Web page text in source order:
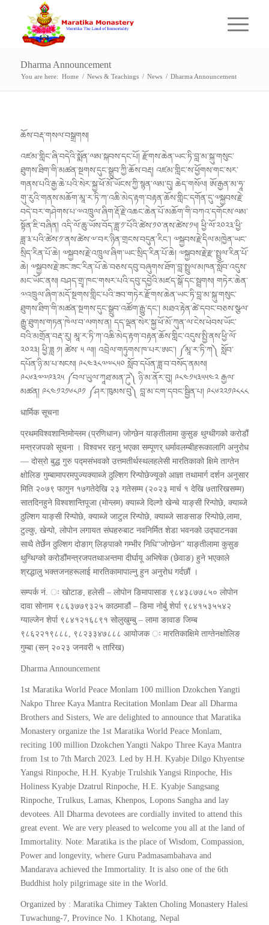
Dharma Announcement
You are here: Home / News & Teachings / News / Dharma Announcement
ཆོས་བརྡ་གསལ་བསྒྲགས།
འཛམ་གླིང་ཞི་བདེའི་སྨོན་ལམ་སྐབས་དང་པོ། རྫོགས་ཆེན་ཡང་ཏི་བླ་མ་སྐུ་གསུང་
ཐུགས་ཐིག་གི་མཚན་སྔགས་དུང་སྒྲུབ་ཀྱི་ཆོས་བརྡ། འཛམ་གླིང་ས་ཕྱོགས་གང་སར་
གནས་པའི་རྒྱ་ཆེ་པའི་སེར་སྐྱ་ཕོ་མོ་ཡོངས་ཀྱི་སྙན་ལམ་དུ། ཆེད་གསོལ། ཨོ་རྒྱན་མ་ཧཱ་
གུ་རུའི་གནས་མཆོག་མཱ་ར་ཏི་ཀ་འཆི་མེད་རྟག་བརྟན་ཆོས་གླིང་དགོན་དུ་༧སྐྱབས་རྗེ་
བདེ་བར་གཤེགས་པ་༧འཁྲུལ་ཞིག་རྡོ་རྗེ་འཆང་ཆེན་པོ་མཆོག་གི་བཀའ་དགོངས་ལམ་
སྟོན་ཇི་བཞིན། འདི་ལོ་ཆུ་ཡོས་བོད་ཟླ་༡་པོའི་ཚེས་༡༠་ནས་ཚེས་༡༥། ཕྱི་ལོ་༢༠༢༣་ཕྱི་
ཟླ་༣་པའི་ཚེས་༡་ནས་ཚེས་༧་བར་ཉིན་གྲངས་བདུན་རིང་། ༧སྐྱབས་རྗེ་དིལ་མཁྱེན་ཡང་
སྲིད་རིན་པོ་ཆེ། ༧སྐྱབས་རྗེ་འཁྲུལ་ཞིག་ཡང་སྲིད་རིན་པོ་ཆེ། ༧སྐྱབས་རྗེ་རྫ་སྤྲུལ་རིན་པོ་
ཆེ། ༧སྐྱབས་རྗེ་ཟང་ཟང་རིན་པོ་ཆེ་བཅས་དབུ་བཞུགས་ཐོག་བླ་སྤྲུལ་མཁན་སློབ་འདུས་
མང་ཡོང་ནས། བཤད་གྲྭ་ཁང་གསར་པའི་དབུ་དབྱེའི་མཛད་སྒོ་དང་སྦྲགས། གཏེར་ཆེན་
༧འཁྲུལ་ཞིག་མདོ་སྔགས་གླིང་པའི་ཟབ་གཏེར་རྫོགས་ཆེན་ཡང་ཏི་བླ་མ་སྐུ་གསུང་
ཐུགས་ཐིག་གི་མཚན་སྔགས་དུང་སྒྲུབ་འཚོག་རྒྱུ་དང་། མཐའ་རྟེན་ཚེ་དབང་བཅས་སྩལ་
རྒྱུ་ཐུགས་གཏན་ཁེལ་བ་ལགས་ན། དད་ལྡན་སེར་སྐྱ་ཕོ་མོ་ཀུན་ལ་ངེས་ཕེབས་ཡོང་
བའི་མགྲོན་བརྡ་རུ། མཱ་ར་ཏི་ཀ་འཆི་མེད་རྟག་བརྟན་ཆོས་གླིང་འདུས་སྤྱི་ནས་ཕྱི་ལོ་
༢༠༢༣། ཕྱི་ཟླ ༡། ཚེས་ ༥ ལ།། འབྲེལ་གཏུགས་ཁ་པར་ཨང་། ༼མཱ་ར་ཏི་ཀ༽ སློབ་
དཔོན་ཉི་མ་པ་སངས། ༩༨༤༣༨༧༧༨༥༠ སློབ་དཔོན་ཟླ་བ་བསོད་ནམས།
༩༨༦༣༧༧༩༣༢༥ ༼བལ་ཡུལ་ཀཱཐ་མན་ཌུ༽ ཉི་མ་ནོར་བུ། ༩༨༤༡༥༣༥༥༤༢ རྒྱལ་
མཚན། ༩༨༤༡༢༡༦༨༩༡ ༼ཤར་ཁུམས་བུ༽ བླ་མ་ངག་དབང་སྦྱིན་པ། ༩༨༦༢༢༡༩༨༨༨
धार्मिक सूचना
प्रथमविश्वशान्तिमोन्लम (प्रणिधान) जोग्छेन याङ्तीलामा कुसुङ थुग्थीगको करोडौं
मन्त्रजपको सूचना । विश्वभर रहनु भएका सम्पूणर् धर्मावलम्बीहरूकालागि अनुरोध
— दोस्रो बुद्ध गुरु पद्मसंभवको उत्तमतीर्थस्थलहलेसी मारतिकाको क्षिमे ताग्तेन
क्षोलिङ गुम्बामापरमपुज्यक्याब्जे ठुल्शिग रिन्पोछेज्यूको आज्ञा तथामार्ग दर्शन अनुसार
मिति २०७९ फागुन १७गतेदेखि २३ गतेसम्म (२०२३ मार्च १ देखि ७तारिखसम्म)
सातदिनहुने विश्वशान्तिपूजा (मोन्लम) क्याब्जे दिल्गो खेन्चे याङ्सी रिन्पोछे, क्याब्जे
ठुल्शिग याङ्सी रिन्पोछे, क्याब्जे जाटुल रिन्पोछे, क्याब्जे साङसाङ रिन्पोछे,लामा,
टुल्कु, खेन्पो, लोपोन लगायत संघहरुबाट नवनिर्मित शेडा भवनको उद्घाटनका
साथै तेर्छेन ठुल्शिग दोङाग् लिङ्पाको गम्भीर निधि“जोग्छेन” याङ्तीलामा कुसुङ
थुग्थिग्को करोडौंमन्त्रजपतथाअन्तमा दीर्घायू अभिषेक (छेवाङ) हुने भएकाले
श्रद्धालु भक्तजनहरूलाई मारतिकामापाल्नु हुन अनुरोध गर्दछौं ।
सम्पर्क नं. ः खोटाङ, हलेसी – लोपोन ङिमापासाङ ९८४३८७७८५० लोपोन
दावा सोनाम ९८६३७७९३२५ काठमाडौं – ङिमा नोर्बु शेर्पा ९८४१५३५५४२
ग्याल्जेन शेर्पा ९८४१२१६८९१ सोलुखुम्बु – लामा ङावाङ जिम्ब
९८६२२१९८८८, ९८२३३४७८८८ आयोजक ः मारतिकाक्षिमे ताग्तेनक्षोलिङ
गुम्बा (सन् २०२३ जनवरी ५ तारिख)
Dharma Announcement
1st Maratika World Peace Monlam 100 million Dzokchen Yangti
Nakpo Three Kaya Mantra Recitation Monlam Dear all Dharma
Brothers and Sisters, We are delighted to announce that Maratika
Monastery organize the 1st Maratika World Peace Monlam,
reciting 100 million Dzokchen Yangti Nakpo Three Kaya Mantra
from 1st to 7th March 2023. Led by H.H. Kyabje Dilgo Khyentse
Yangsi Rinpoche, H.H. Kyabje Trulshik Yangsi Rinpoche, His
Holiness Kyabje Dzatrul Rinpoche, H.E. Kyabje Sangsang
Rinpoche, Trulkus, Lamas, Khenpos, Lopons Sangha and lay
devotees. All Dharma devotees are cordially invited to attend this
great event. We are very pleased to welcome you all at the land of
Immortality. Note: Maratika is the place of Wisdom, Compassion,
Power and longevity, where Guru Padmasambahava and
Mandarava achieved the Immortality. It is also one of the 6th
Buddhist holy pilgrimage site in the World.
Organized by : Maratika Chimey Takten Choling Monastery Halesi
Tuwachung-7, Province No. 1 Khotang, Nepal